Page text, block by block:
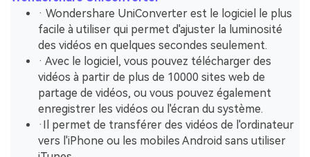
· Wondershare UniConverter est le logiciel le plus
facile à utiliser qui permet d'ajuster la luminosité
des vidéos en quelques secondes seulement.
· Avec le logiciel, vous pouvez télécharger des
vidéos à partir de plus de 10000 sites web de
partage de vidéos, ou vous pouvez également
enregistrer les vidéos ou l'écran du système.
·Il permet de transférer des vidéos de l'ordinateur
vers l'iPhone ou les mobiles Android sans utiliser